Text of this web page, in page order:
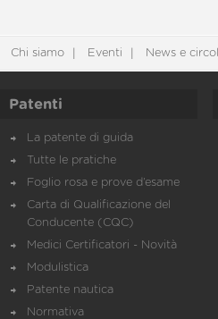
Chi siamo Eventi News e
Patenti
La patente di guida
Tutte le pratiche
Foglio rosa e prove d’esame
Carta di Qualificazione del
Conducente (CQC)
Medici Certificatori - Novità
Modulistica
Patente nautica
Normativa